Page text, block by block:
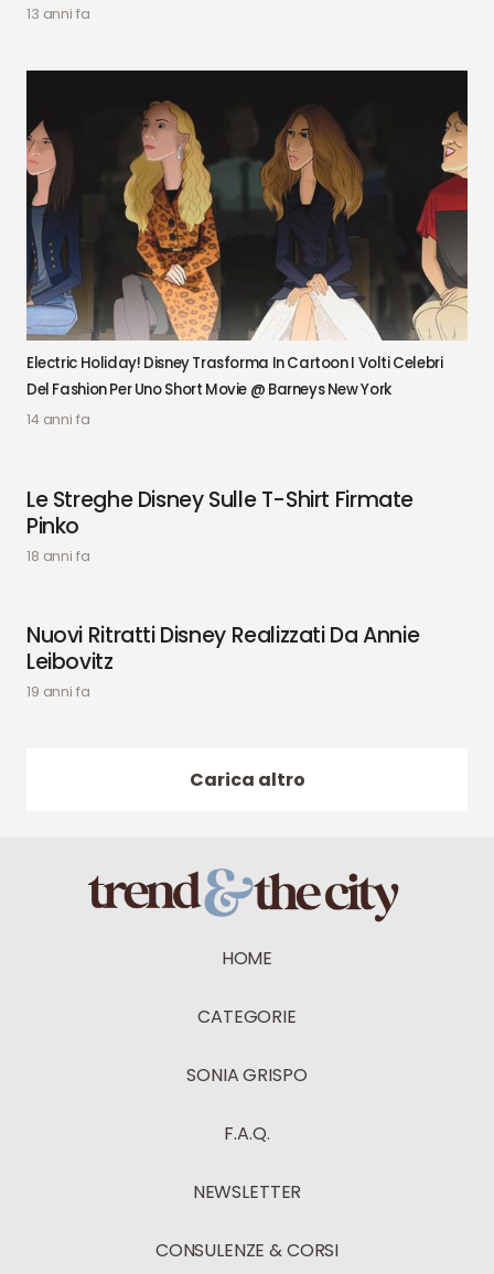
13 anni fa
Electric Holiday! Disney Trasforma In Cartoon I Volti Celebri
Del Fashion Per Uno Short Movie @ Barneys New York
14 anni fa
Le Streghe Disney Sulle T-Shirt Firmate
Pinko
18 anni fa
Nuovi Ritratti Disney Realizzati Da Annie
Leibovitz
19 anni fa
Carica altro
HOME
CATEGORIE
SONIA GRISPO
F.A.Q.
NEWSLETTER
CONSULENZE & CORSI